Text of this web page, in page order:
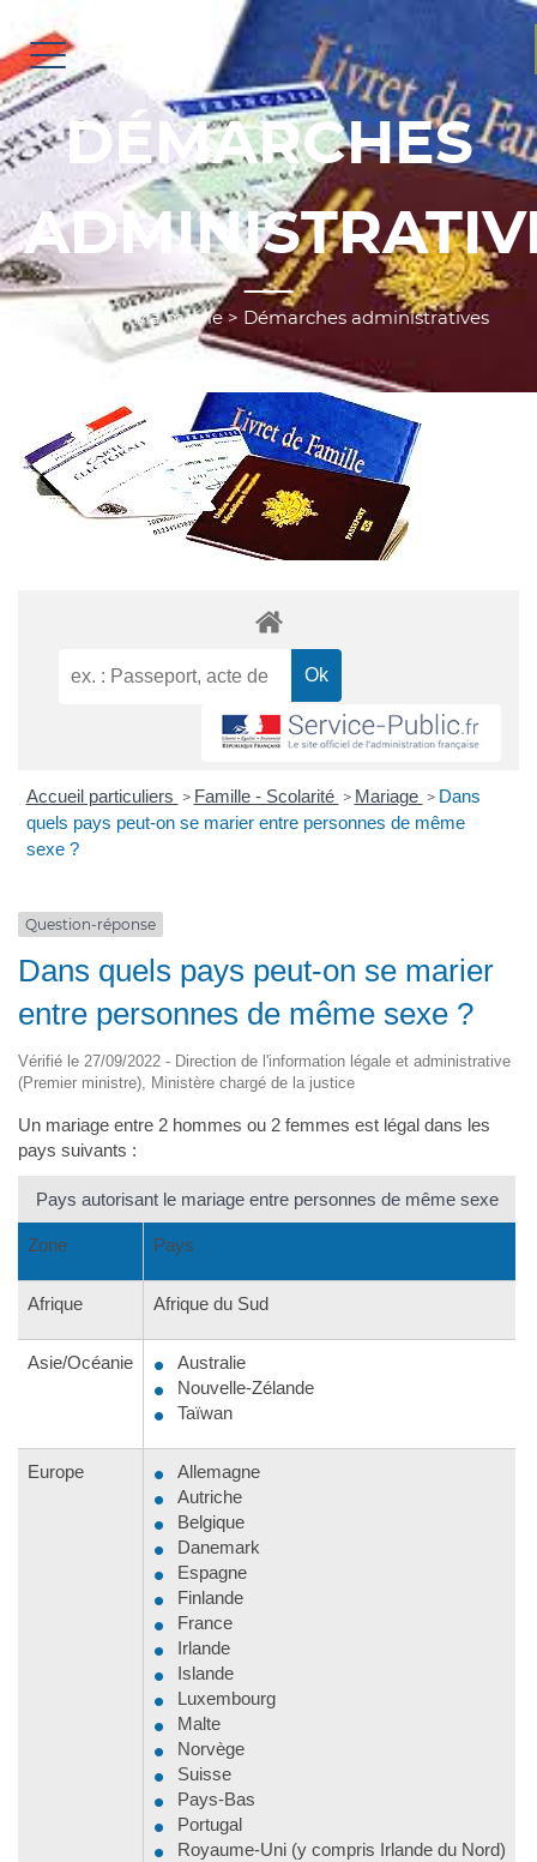
DÉMARCHES
Accueil>Ma mairie > Démarches administratives
Accueil particuliers > Famille - Scolarité > Mariage > Dans
quels pays peut-on se marier entre personnes de même
sexe ?
Question-réponse
Dans quels pays peut-on se marier
entre personnes de même sexe ?
Vérifié le 27/09/2022 - Direction de l'information légale et administrative
(Premier ministre), Ministère chargé de la justice
Un mariage entre 2 hommes ou 2 femmes est légal dans les
pays suivants :
Pays autorisant le mariage entre personnes de même sexe
Zone Pays
Afrique Afrique du Sud
Asie/Océanie
Australie
Nouvelle-Zélande
Taïwan
Europe
Allemagne
Autriche
Belgique
Danemark
Espagne
Finlande
France
Irlande
Islande
Luxembourg
Malte
Norvège
Suisse
Pays-Bas
Portugal
Royaume-Uni (y compris Irlande du Nord)